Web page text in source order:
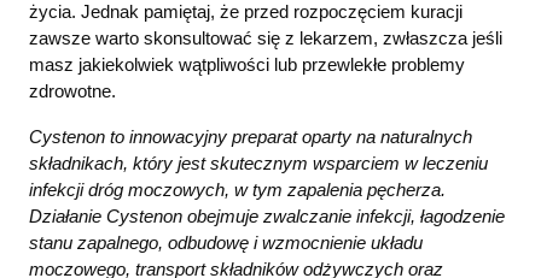
życia. Jednak pamiętaj, że przed rozpoczęciem kuracji
zawsze warto skonsultować się z lekarzem, zwłaszcza jeśli
masz jakiekolwiek wątpliwości lub przewlekłe problemy
zdrowotne.
Cystenon to innowacyjny preparat oparty na naturalnych
składnikach, który jest skutecznym wsparciem w leczeniu
infekcji dróg moczowych, w tym zapalenia pęcherza.
Działanie Cystenon obejmuje zwalczanie infekcji, łagodzenie
stanu zapalnego, odbudowę i wzmocnienie układu
moczowego, transport składników odżywczych oraz